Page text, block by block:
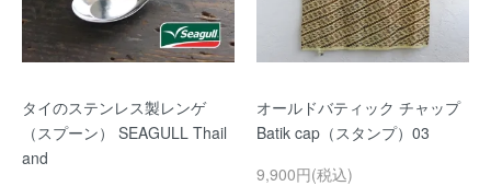
タイのステンレス製レンゲ
（スプーン） SEAGULL Thail
and
オールドバティック チャップ
Batik cap（スタンプ）03
9,900円(税込)